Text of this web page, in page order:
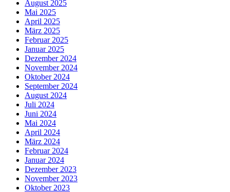
August 2025
Mai 2025
April 2025
März 2025
Februar 2025
Januar 2025
Dezember 2024
November 2024
Oktober 2024
September 2024
August 2024
Juli 2024
Juni 2024
Mai 2024
April 2024
März 2024
Februar 2024
Januar 2024
Dezember 2023
November 2023
Oktober 2023